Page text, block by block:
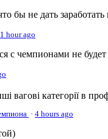
бы не дать
1 hour ago
с чемпионами не
вагові категорії
· 4 hours ago